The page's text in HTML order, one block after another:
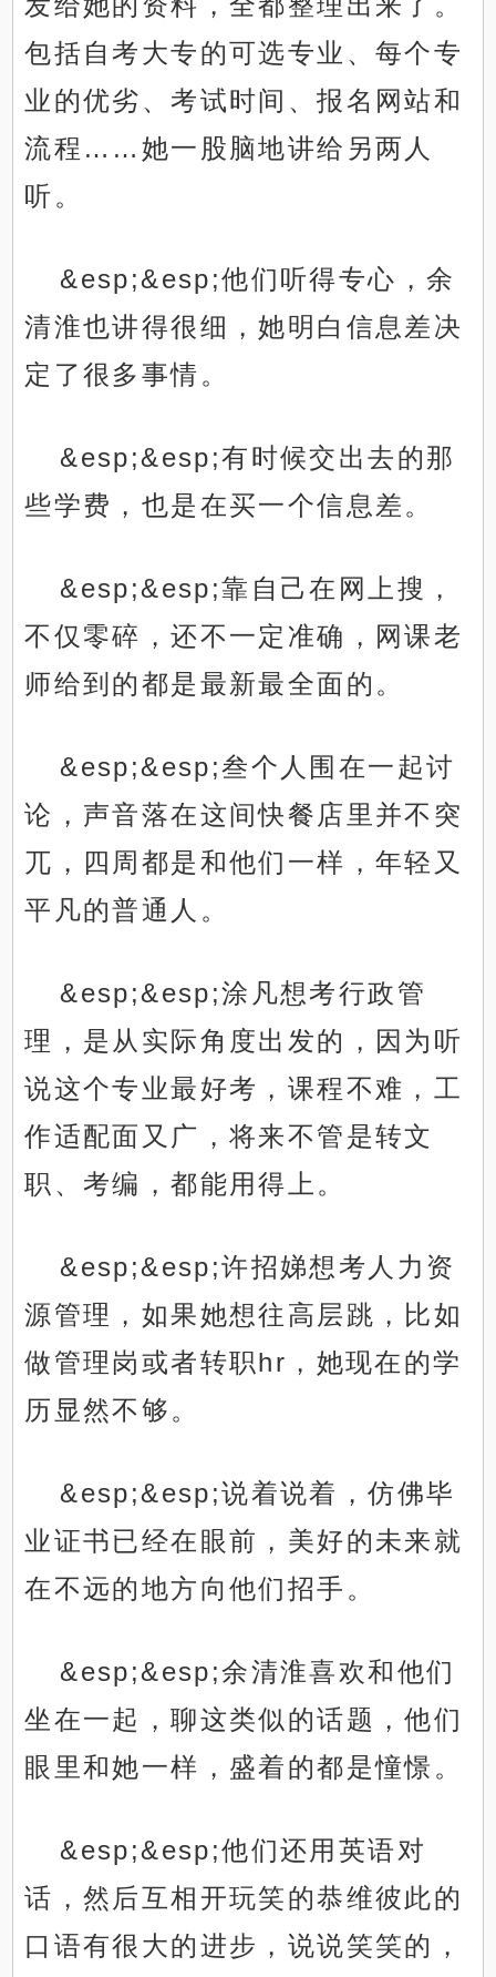
包括自考大专的可选专业、每个专
业的优劣、考试时间、报名网站和
流程……她一股脑地讲给另两人
听。
&esp;&esp;他们听得专心，余
清淮也讲得很细，她明白信息差决
定了很多事情。
&esp;&esp;有时候交出去的那
些学费，也是在买一个信息差。
&esp;&esp;靠自己在网上搜，
不仅零碎，还不一定准确，网课老
师给到的都是最新最全面的。
&esp;&esp;叁个人围在一起讨
论，声音落在这间快餐店里并不突
兀，四周都是和他们一样，年轻又
平凡的普通人。
&esp;&esp;涂凡想考行政管
理，是从实际角度出发的，因为听
说这个专业最好考，课程不难，工
作适配面又广，将来不管是转文
职、考编，都能用得上。
&esp;&esp;许招娣想考人力资
源管理，如果她想往高层跳，比如
做管理岗或者转职hr，她现在的学
历显然不够。
&esp;&esp;说着说着，仿佛毕
业证书已经在眼前，美好的未来就
在不远的地方向他们招手。
&esp;&esp;余清淮喜欢和他们
坐在一起，聊这类似的话题，他们
眼里和她一样，盛着的都是憧憬。
&esp;&esp;他们还用英语对
话，然后互相开玩笑的恭维彼此的
口语有很大的进步，说说笑笑的，